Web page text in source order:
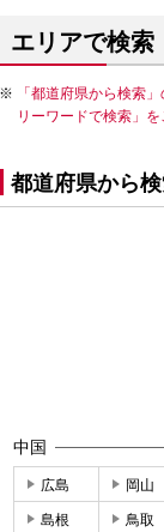
エリアで検索
「都道府県から検索
リーワードで検索」を
都道府県から
中国
広島 岡山
島根 鳥取